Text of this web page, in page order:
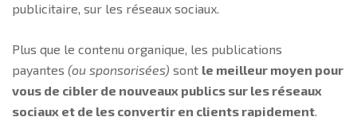
publicitaire, sur les réseaux sociaux.
Plus que le contenu organique, les publications
payantes (ou sponsorisées) sont le meilleur moyen pour
vous de cibler de nouveaux publics sur les réseaux
sociaux et de les convertir en clients rapidement.